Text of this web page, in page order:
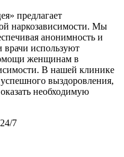
предлагает
наркозависимости. Мы
анонимность и
используют
женщинам в
В нашей клинике
выздоровления,
необходимую
7